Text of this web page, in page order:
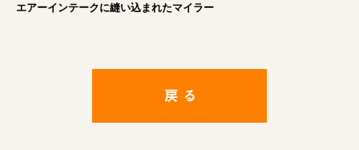
エアーインテークに縫い込まれたマイラー